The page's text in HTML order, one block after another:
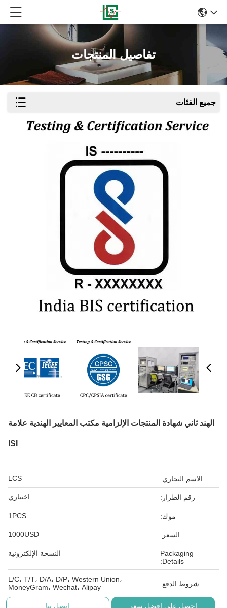
تفاصيل المنتجات
جميع الفئات
الهند ثاني شهادة المنتجات الإلزامية مكتب المعايير الهندية علامة
ISI
الاسم التجاري: LCS
رقم الطراز: اختياري
موك: 1PCS
السعر: 1000USD
Packaging
Details:
النسخة الإلكترونية
شروط الدفع:
L/C، T/T، D/A، D/P، Western Union،
MoneyGram، Wechat، Alipay
احصل على افضل سعر اتصل بنا